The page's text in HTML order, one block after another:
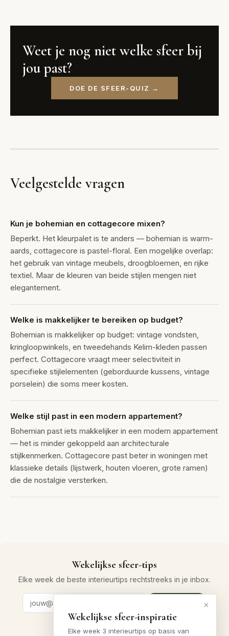
Weet je nog niet welke sfeer bij
jou past?
DOE DE SFEER-QUIZ →
Veelgestelde vragen
Kun je bohemian en cottagecore mixen?
Beperkt. Het kleurpalet is te anders — bohemian is warm-
aards, cottagecore is pastel-floral. Een mogelijke overlap:
het gebruik van vintage meubels, droogbloemen, en rijke
textiel. Maar de kleuren van beide stijlen mengen niet
elegantement.
Welke is makkelijker te bereiken op budget?
Bohemian is makkelijker op budget: vintage vondsten,
kringloopwinkels, en tweedehands Kelim-kleden passen
perfect. Cottagecore vraagt meer selectiviteit in
specifieke stijlelementen (geborduurde kussens, vintage
porselein) die soms meer kosten.
Welke stijl past in een modern appartement?
Bohemian past iets makkelijker in een modern appartement
— het is minder gekoppeld aan architecturale
stijlkenmerken. Cottagecore past beter in woningen met
klassieke details (lijstwerk, houten vloeren, grote ramen)
die de nostalgie versterken.
Wekelijkse sfeer-tips
Elke week de beste interieurtips rechtstreeks in je inbox.
Gratis · geen spam · altijd uitschrijven
×
Wekelijkse sfeer-inspiratie
Elke week 3 interieurtips op basis van